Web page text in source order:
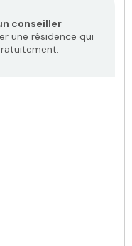
conseiller
une résidence qui